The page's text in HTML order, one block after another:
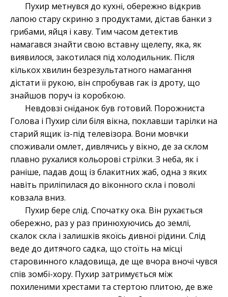
Пухир метнувся до кухні, обережно відкрив
лапою стару скриню з продуктами, дістав банки з
грибами, яйця і каву. Тим часом детектив
намагався знайти свою вставну щелепу, яка, як
виявилося, закотилася під холодильник. Після
кількох хвилин безрезультатного намагання
дістати її рукою, він спробував гак із дроту, що
знайшов поруч із коробкою.
Невдовзі сніданок був готовий. Порожниста
Голова і Пухир сіли біля вікна, поклавши тарілки на
старий ящик із-під телевізора. Вони мовчки
споживали омлет, дивлячись у вікно, де за склом
плавно рухалися кольорові стрілки. З неба, як і
раніше, падав дощ із блакитних жаб, одна з яких
навіть приліпилася до віконного скла і поволі
ковзала вниз.
Пухир бере слід. Спочатку ока. Він рухається
обережно, раз у раз принюхуючись до землі,
скалок скла і залишків якоїсь дивної рідини. Слід
веде до дитячого садка, що стоїть на місці
старовинного кладовища, де ще вчора вночі чувся
спів зомбі-хору. Пухир затримується між
похиленими хрестами та стертою плитою, де вже